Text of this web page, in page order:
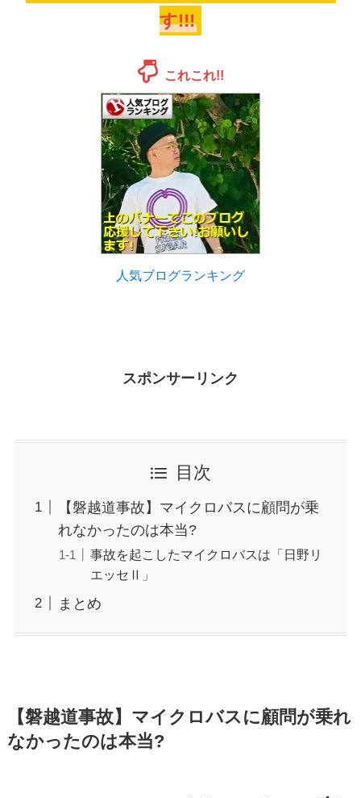
す!!!
これこれ!!
人気ブログランキング
スポンサーリンク
目次
【磐越道事故】マイクロバスに顧問が乗
れなかったのは本当?
事故を起こしたマイクロバスは「日野リ
エッセⅡ」
まとめ
【磐越道事故】マイクロバスに顧問が乗れ
なかったのは本当?